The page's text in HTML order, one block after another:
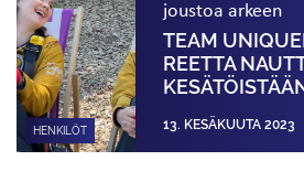
HENKILÖT
joustoa arkeen
TEAM
REETTA
13. KESÄKUUTA 2023